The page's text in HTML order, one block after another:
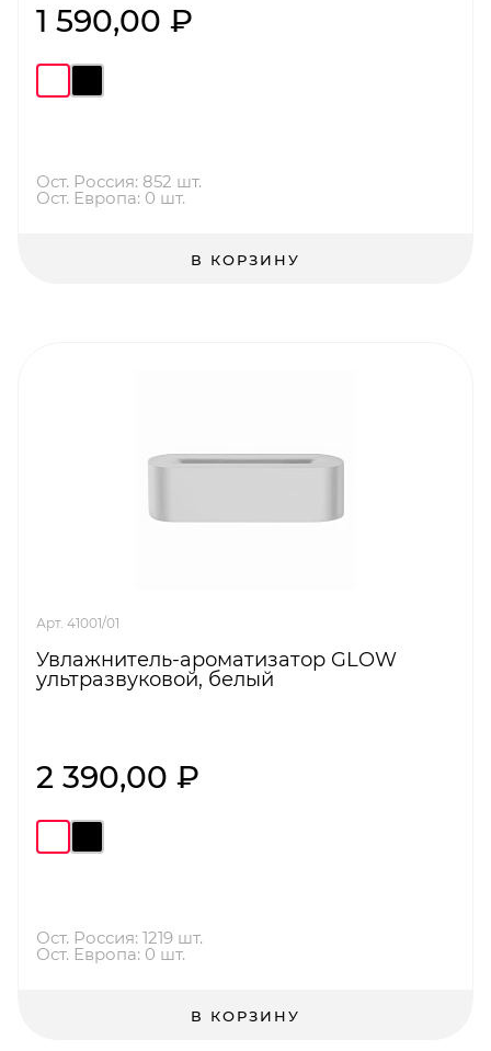
1 590,00 ₽
Ост. Россия: 852 шт.
Ост. Европа: 0 шт.
В КОРЗИНУ
Арт. 41001/01
Увлажнитель-ароматизатор GLOW
ультразвуковой, белый
2 390,00 ₽
Ост. Россия: 1219 шт.
Ост. Европа: 0 шт.
В КОРЗИНУ